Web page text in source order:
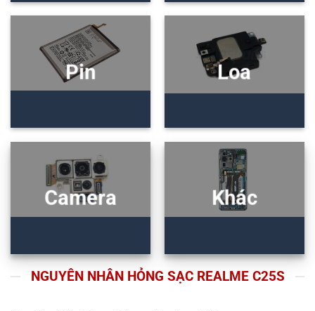
Pin Loa
Camera Khác
NGUYÊN NHÂN HỎNG SẠC REALME C25S